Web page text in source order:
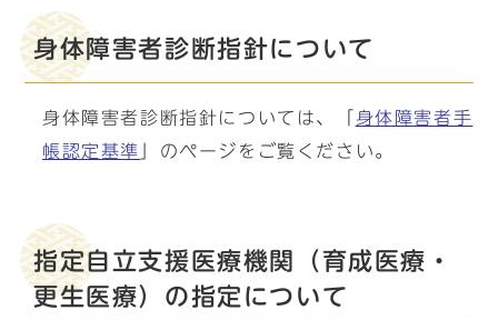
身体障害者診断指針について
身体障害者診断指針については、「 身体障害者手
帳認定基準
」のページをご覧ください。
指定自立支援医療機関（育成医療・
更生医療）の指定について